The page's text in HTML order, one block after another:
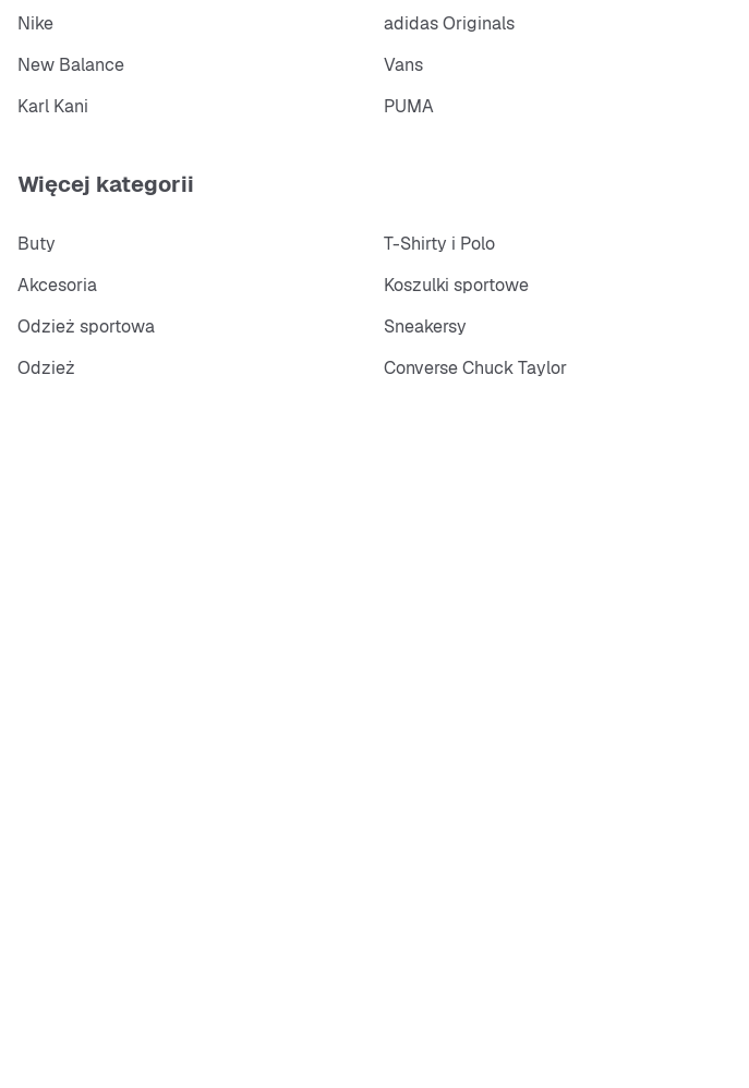
Nike adidas Originals
New Balance
Vans
Karl Kani
PUMA
Więcej kategorii
Buty T-Shirty i Polo
Akcesoria
Koszulki sportowe
Odzież sportowa
Sneakersy
Odzież
Converse Chuck Taylor